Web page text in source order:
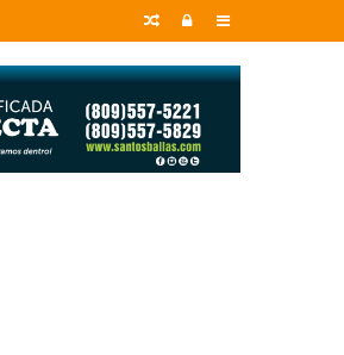
Sidebar
Entrar
Random